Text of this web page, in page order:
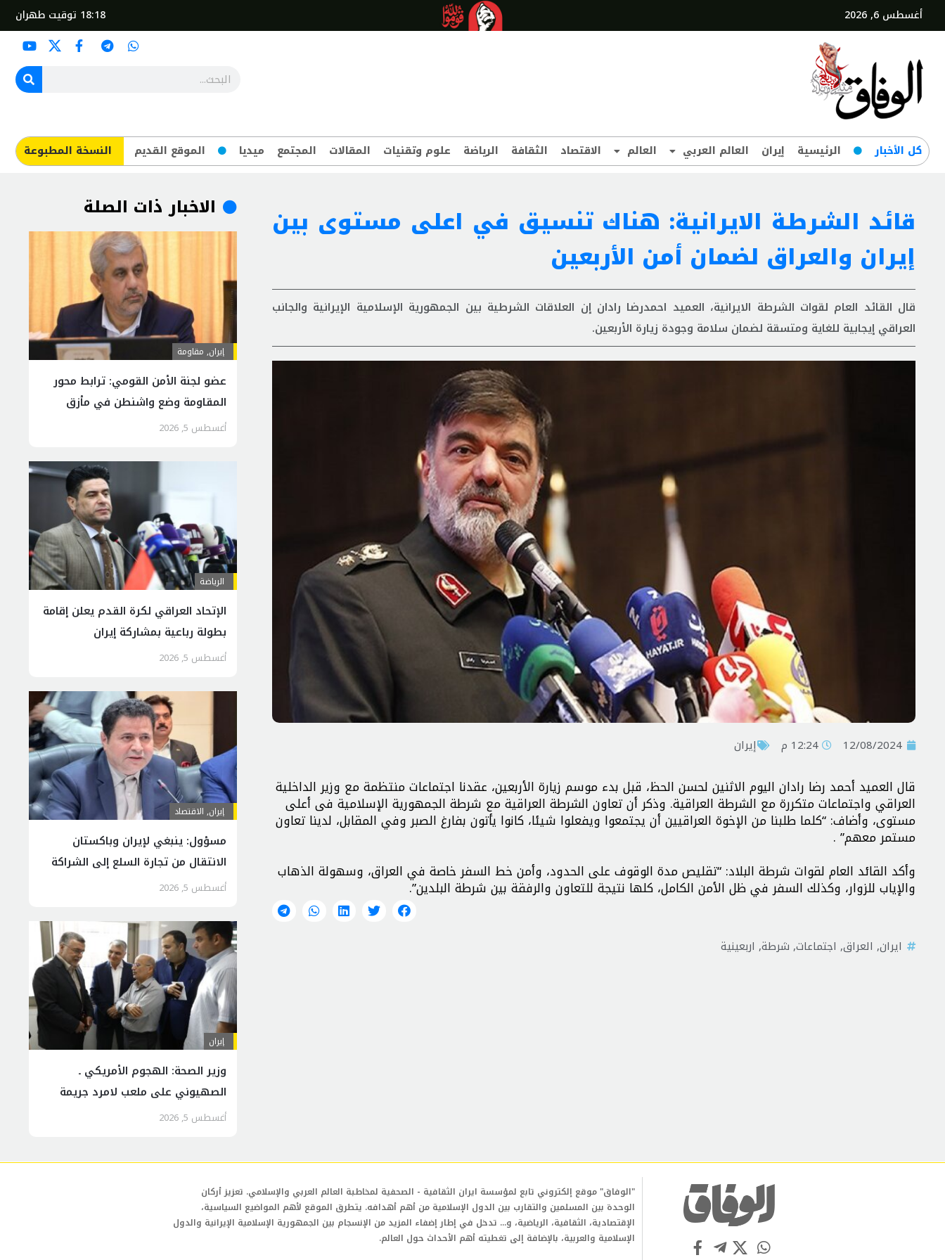
أغسطس 6, 2026 18:18 توقيت طهران
کل‌ الأخبار الرئيسية إيران العالم العربي العالم الاقتصاد الثقافة الرياضة علوم وتقنيات المقالات المجتمع ميديا الموقع القديم ​النسخة المطبوعة
قائد الشرطة الايرانية: هناك تنسيق في اعلى مستوى بين
إيران والعراق لضمان أمن الأربعين
قال القائد العام لقوات الشرطة الايرانية، العميد احمدرضا رادان إن العلاقات الشرطية بين الجمهورية الإسلامية الإيرانية والجانب
العراقي إيجابية للغاية ومتسقة لضمان سلامة وجودة زيارة الأربعين.
12/08/2024 12:24 م إيران
قال العميد أحمد رضا رادان اليوم الاثنين لحسن الحظ، قبل بدء موسم زيارة الأربعين، عقدنا اجتماعات منتظمة مع وزير الداخلية
العراقي واجتماعات متكررة مع الشرطة العراقية. وذكر أن تعاون الشرطة العراقية مع شرطة الجمهورية الإسلامية فى أعلى
مستوى، وأضاف: “كلما طلبنا من الإخوة العراقيين أن يجتمعوا ويفعلوا شيئا، كانوا يأتون بفارغ الصبر وفي المقابل، لدينا تعاون
مستمر معهم” .
وأكد القائد العام لقوات شرطة البلاد: “تقليص مدة الوقوف على الحدود، وأمن خط السفر خاصة في العراق، وسهولة الذهاب
والإياب للزوار، وكذلك السفر في ظل الأمن الكامل، كلها نتيجة للتعاون والرفقة بين شرطة البلدين”.
ايران, العراق, اجتماعات, شرطة, اربعينية
الاخبار ذات الصلة
إيران, مقاومة
عضو لجنة الأمن القومي: ترابط محور
المقاومة وضع واشنطن في مأزق
إقليمي
أغسطس 5, 2026
الرياضة
الإتحاد العراقي لكرة القدم يعلن إقامة
بطولة رباعية بمشاركة إيران
أغسطس 5, 2026
إيران, الاقتصاد
مسؤول: ينبغي لإيران وباكستان
الانتقال من تجارة السلع إلى الشراكة
الاقتصادية
أغسطس 5, 2026
إيران
وزير الصحة: الهجوم الأمريكي ـ
الصهيوني على ملعب لامرد جريمة
سافرة بحق المدنيين العزل
أغسطس 5, 2026
"الوفاق" موقع إلكتروني تابع لمؤسسة ايران الثقافية - الصحفية لمخاطبة العالم العربي والإسلامي. تعزيز أركان
الوحدة بين المسلمين والتقارب بين الدول الإسلامية من أهم أهدافه. يتطرق الموقع لأهم المواضيع السياسية،
الإقتصادية، الثقافية، الرياضية، و... تدخل في إطار إضفاء المزيد من الإنسجام بين الجمهورية الإسلامية الإيرانية والدول
الإسلامية والعربية، بالإضافة إلى تغطيته أهم الأحداث حول العالم.